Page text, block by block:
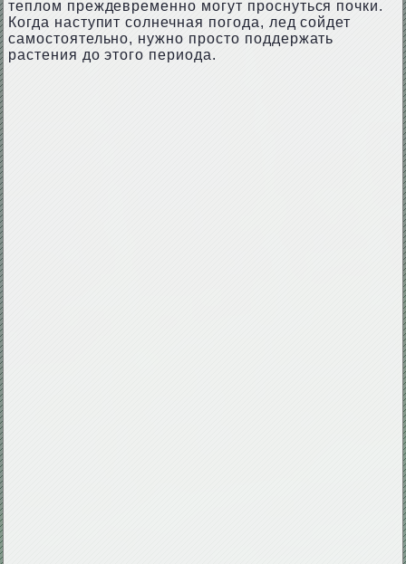
теплом преждевременно могут проснуться почки.
Когда наступит солнечная погода, лед сойдет
самостоятельно, нужно просто поддержать
растения до этого периода.